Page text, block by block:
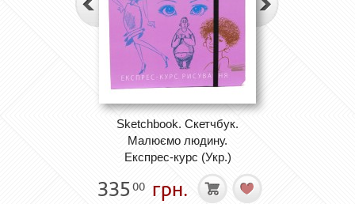
Sketchbook. Скетчбук.
Малюємо людину.
Експрес-курс (Укр.)
335 00 грн.